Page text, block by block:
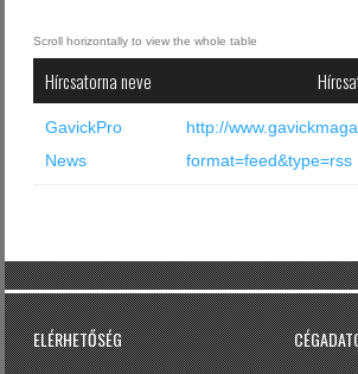
Hírcsatorna neve
GavickPro
News
http://
format=feed&type=rss
ELÉRHETŐSÉG
Log in with Facebook
Elfelejtette felhasználónevét?